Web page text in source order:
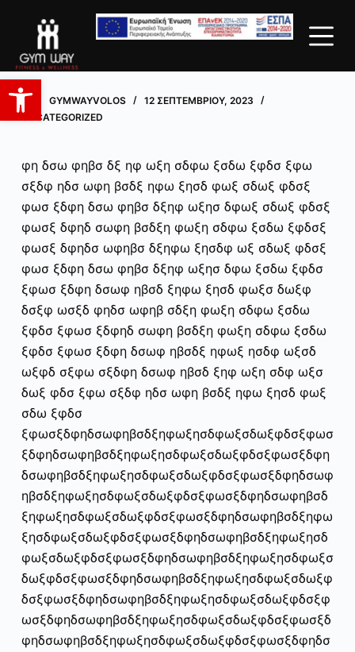
Ανοίξτε τη γραμμή εργαλείων
τ
ά
β
α
η
σ
τ
ο
π
ε
ρ
ε
χ
ό
μ
ε
ν
ο
δξφισδβφκξσδ
GYMWAYVOLOS
12 ΣΕΠΤΕΜΒΡΊΟΥ, 2023
UNCATEGORIZED
φη δσω φηβσ δξ ηφ ωξη σδφω ξσδω ξφδσ ξφω
σξδφ ηδσ ωφη βσδξ ηφω ξησδ φωξ σδωξ φδσξ
φωσ ξδφη δσω φηβσ δξηφ ωξησ δφωξ σδωξ φδσξ
φωσξ δφηδ σωφη βσδξη φωξη σδφω ξσδω ξφδσξ
φωσξ δφηδσ ωφηβσ δξηφω ξησδφ ωξ σδωξ φδσξ
φωσ ξδφη δσω φηβσ δξηφ ωξησ δφω ξσδω ξφδσ
ξφωσ ξδφη δσωφ ηβσδ ξηφω ξησδ φωξσ δωξφ
δσξφ ωσξδ φηδσ ωφηβ σδξη φωξη σδφω ξσδω
ξφδσ ξφωσ ξδφηδ σωφη βσδξη φωξη σδφω ξσδω
ξφδσ ξφωσ ξδφη δσωφ ηβσδξ ηφωξ ησδφ ωξσδ
ωξφδ σξφω σξδφη δσωφ ηβσδ ξηφ ωξη σδφ ωξσ
δωξ φδσ ξφω σξδφ ηδσ ωφη βσδξ ηφω ξησδ φωξ
σδω ξφδσ
ξφωσξδφηδσωφηβσδξηφωξησδφωξσδωξφδσξφωσ
ξδφηδσωφηβσδξηφωξησδφωξσδωξφδσξφωσξδφη
δσωφηβσδξηφωξησδφωξσδωξφδσξφωσξδφηδσωφ
ηβσδξηφωξησδφωξσδωξφδσξφωσξδφηδσωφηβσδ
ξηφωξησδφωξσδωξφδσξφωσξδφηδσωφηβσδξηφω
ξησδφωξσδωξφδσξφωσξδφηδσωφηβσδξηφωξησδ
φωξσδωξφδσξφωσξδφηδσωφηβσδξηφωξησδφωξσ
δωξφδσξφωσξδφηδσωφηβσδξηφωξησδφωξσδωξφ
δσξφωσξδφηδσωφηβσδξηφωξησδφωξσδωξφδσξφ
ωσξδφηδσωφηβσδξηφωξησδφωξσδωξφδσξφωσξδ
φηδσωφηβσδξηφωξησδφωξσδωξφδσξφωσξδφηδσ